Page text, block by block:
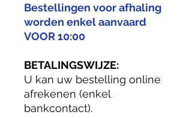
Bestellingen voor afhaling
worden enkel aanvaard
VOOR 10:00
BETALINGSWIJZE:
U kan uw bestelling online
afrekenen (enkel
bankcontact).